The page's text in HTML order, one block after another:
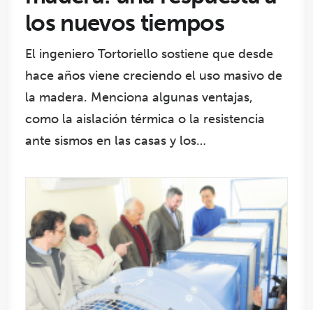
los nuevos tiempos
El ingeniero Tortoriello sostiene que desde
hace años viene creciendo el uso masivo de
la madera. Menciona algunas ventajas,
como la aislación térmica o la resistencia
ante sismos en las casas y los…